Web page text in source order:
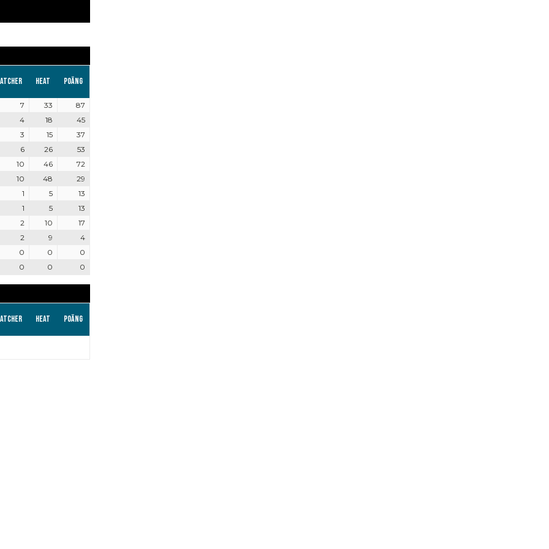
Heat Poäng
7 33
87
4
18
45
3
15
37
6
26
53
10
46
72
10
48
29
1
5
13
1
5
13
2
10
17
2
9
4
0
0
0
0
0 0
Heat Poäng